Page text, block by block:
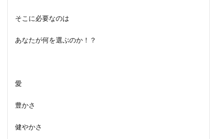
そこに必要なのは
あなたが何を選ぶのか！？
愛
豊かさ
健やかさ